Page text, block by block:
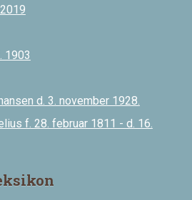
1903
d. 3. november 1928.
f. 28. februar 1811 - d. 16.